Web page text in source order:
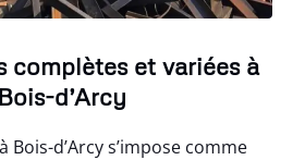
complètes et variées à
Bois-d’Arcy
d’Arcy s’impose comme